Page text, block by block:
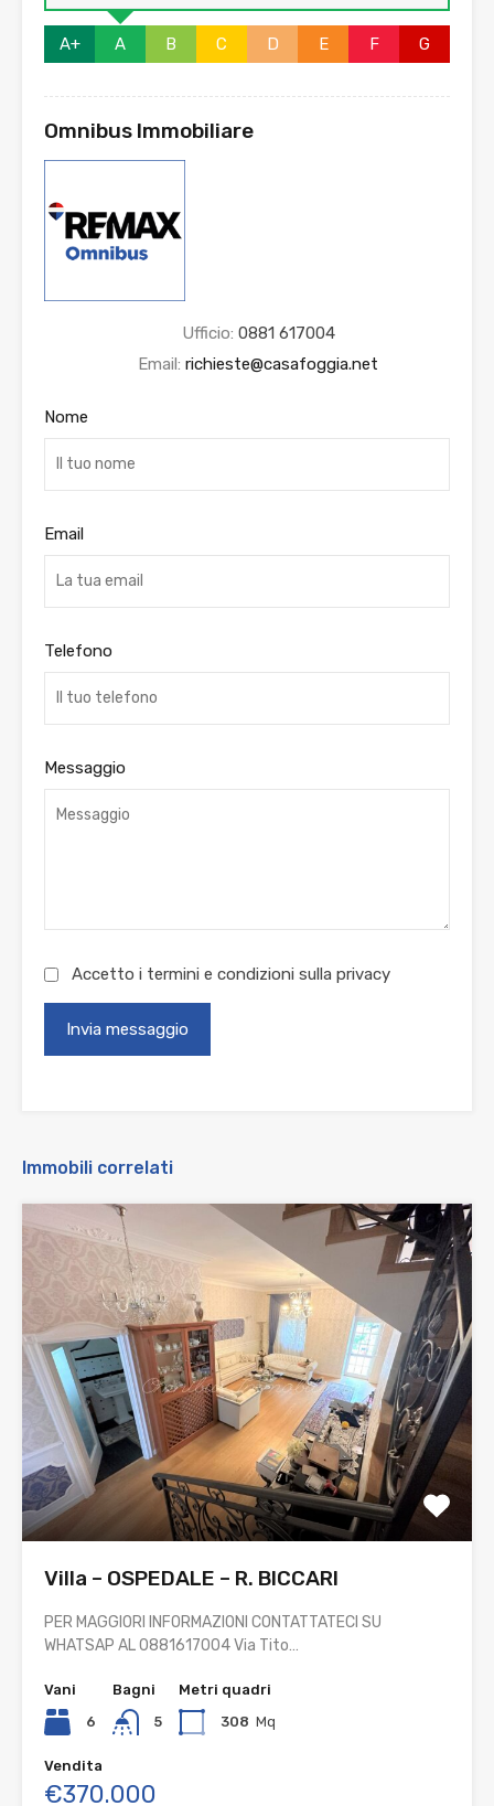
A+ A B C D E F G
Omnibus Immobiliare
Ufficio: 0881 617004
Email: richieste@casafoggia.net
Nome
Email
Telefono
Messaggio
Accetto i termini e condizioni sulla privacy
Immobili correlati
Villa – OSPEDALE – R. BICCARI
PER MAGGIORI INFORMAZIONI CONTATTATECI SU
WHATSAP AL 0881617004 Via Tito…
Vani
6
Bagni
5
Metri quadri
308 Mq
Vendita
€370.000